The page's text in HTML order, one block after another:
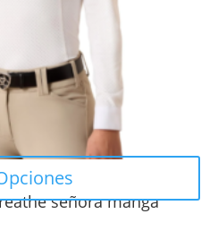
señora manga